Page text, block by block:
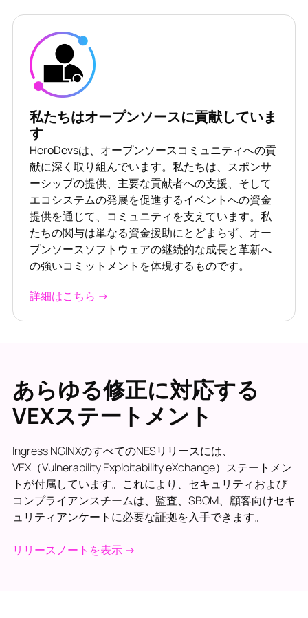
私たちはオープンソースに貢献していま
す
HeroDevsは、オープンソースコミュニティへの貢
献に深く取り組んでいます。私たちは、スポンサ
ーシップの提供、主要な貢献者への支援、そして
エコシステムの発展を促進するイベントへの資金
提供を通じて、コミュニティを支えています。私
たちの関与は単なる資金援助にとどまらず、オー
プンソースソフトウェアの継続的な成長と革新へ
の強いコミットメントを体現するものです。
詳細はこちら →
あらゆる修正に対応する
VEXステートメント
Ingress NGINXのすべてのNESリリースには、
VEX（Vulnerability Exploitability eXchange）ステートメン
トが付属しています。これにより、セキュリティおよび
コンプライアンスチームは、監査、SBOM、顧客向けセキ
ュリティアンケートに必要な証拠を入手できます。
リリースノートを表示 →